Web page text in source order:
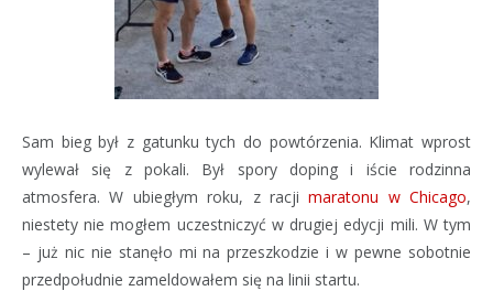
Sam bieg był z gatunku tych do powtórzenia. Klimat wprost
wylewał się z pokali. Był spory doping i iście rodzinna
atmosfera. W ubiegłym roku, z racjimaratonu w Chicago,
niestety nie mogłem uczestniczyć w drugiej edycji mili. W tym
– już nic nie stanęło mi na przeszkodzie i w pewne sobotnie
przedpołudnie zameldowałem się na linii startu.